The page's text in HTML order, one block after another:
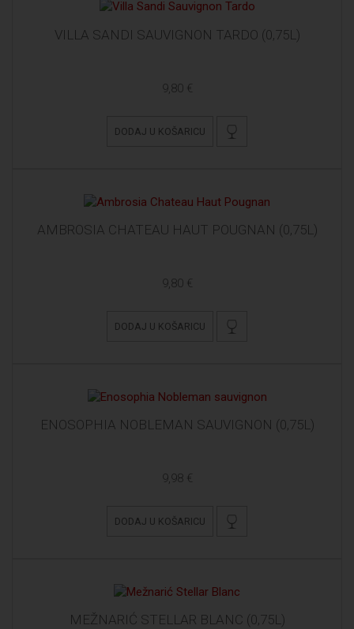
VILLA SANDI SAUVIGNON TARDO (0,75L)
9,80 €
DODAJ U KOŠARICU
AMBROSIA CHATEAU HAUT POUGNAN (0,75L)
9,80 €
DODAJ U KOŠARICU
ENOSOPHIA NOBLEMAN SAUVIGNON (0,75L)
9,98 €
DODAJ U KOŠARICU
MEŽNARIĆ STELLAR BLANC (0,75L)